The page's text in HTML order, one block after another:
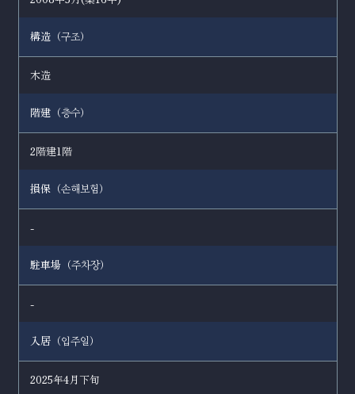
構造（구조）
木造
階建（층수）
2階建1階
損保（손해보험 ）
-
駐車場（주차장）
-
入居（입주일 ）
2025年4月下旬